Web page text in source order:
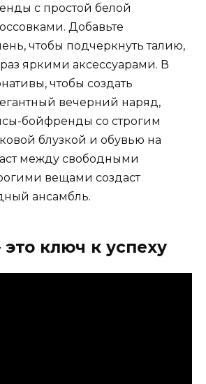
с простой белой
Добавьте
чтобы подчеркнуть талию,
яркими аксессуарами. В
чтобы создать
вечерний наряд,
бойфренды со строгим
блузкой и обувью на
между свободными
вещами создаст
ансамбль.
ключ к успеху